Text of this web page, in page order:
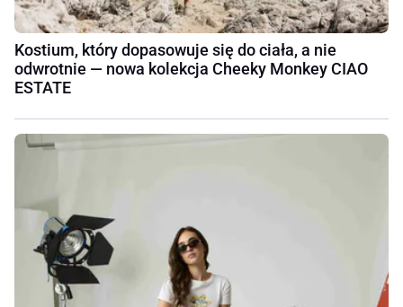
Kostium, który dopasowuje się do ciała, a nie
odwrotnie — nowa kolekcja Cheeky Monkey CIAO
ESTATE